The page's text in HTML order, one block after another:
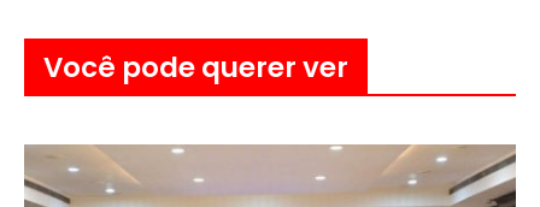
Você pode querer ver